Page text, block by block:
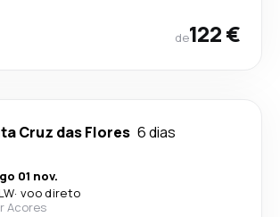
de122 €
Cruz das Flores 6 dias
01 nov.
· voo direto
Acores